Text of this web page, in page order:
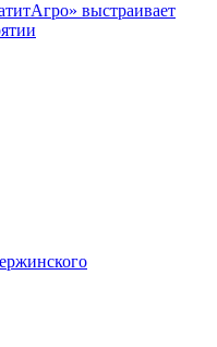
выстраивает